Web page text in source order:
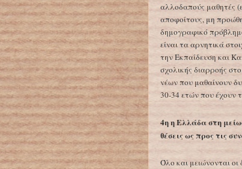
αλλοδαπούς μαθητές
αποφοίτους, μη
δημογραφικό
είναι τα αρνητικά
την Εκπαίδευση και
σχολικής διαρροής
νέων που μαθαίνουν
30-34 ετών που έχουν
4η η Ελλάδα στη
θέσεις ως προς τις
Όλο και μειώνονται